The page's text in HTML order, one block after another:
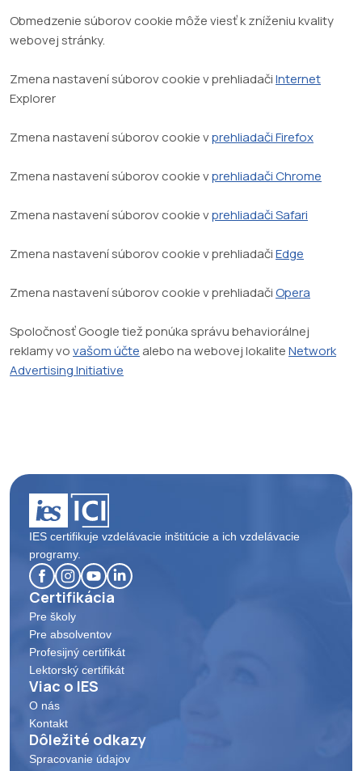
Obmedzenie súborov cookie môže viesť k zníženiu kvality
webovej stránky.
Zmena nastavení súborov cookie v prehliadačiInternet
Explorer
Zmena nastavení súborov cookie vprehliadači Firefox
Zmena nastavení súborov cookie vprehliadači Chrome
Zmena nastavení súborov cookie vprehliadači Safari
Zmena nastavení súborov cookie v prehliadačiEdge
Zmena nastavení súborov cookie v prehliadačiOpera
Spoločnosť Google tiež ponúka správu behaviorálnej
reklamy vovašom účte alebo na webovej lokaliteNetwork
Advertising Initiative
IES certifikuje vzdelávacie inštitúcie a ich vzdelávacie
programy.
Certifikácia
Pre školy
Pre absolventov
Profesijný certifikát
Lektorský certifikát
Viac o IES
O nás
Kontakt
Dôležité odkazy
Spracovanie údajov